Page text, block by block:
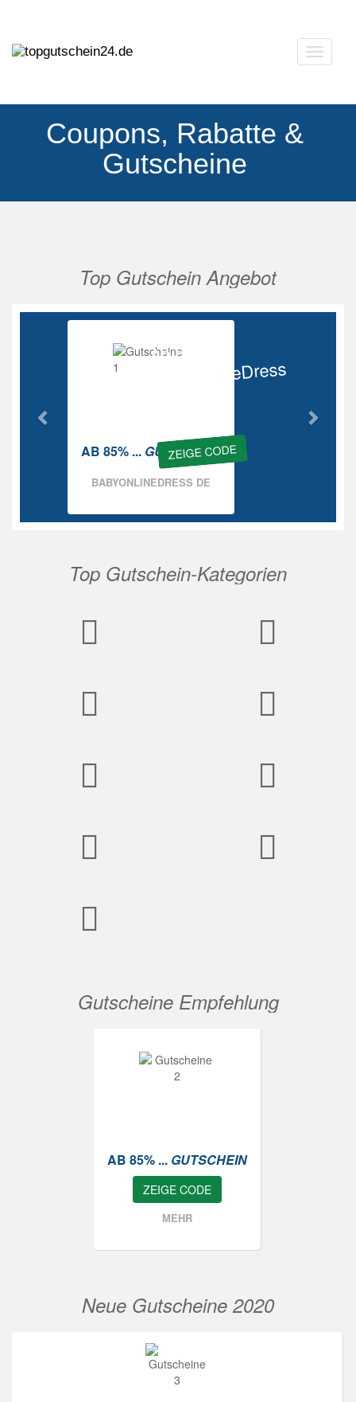
Coupons, Rabatte &
Gutscheine
Top Gutschein Angebot
Ab 85%
BabyOnlineDress
ZEIGE CODE
AB 85% ... GUTSCHEIN
BABYONLINEDRESS DE
Vorherige
Top Gutschein-Kategorien
Gutscheine Empfehlung
AB 85% ... GUTSCHEIN
ZEIGE CODE
MEHR
Neue Gutscheine 2020